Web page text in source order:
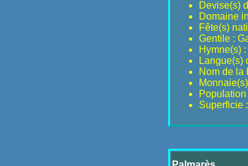
Devise(s)
Domaine
Fête(s)
Gentile :
Hymne(s)
Langue(s)
Nom de la
Superficie